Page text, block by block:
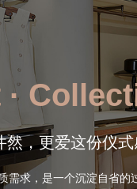
然，更爱这份仪式
需求，是一个沉淀自省的